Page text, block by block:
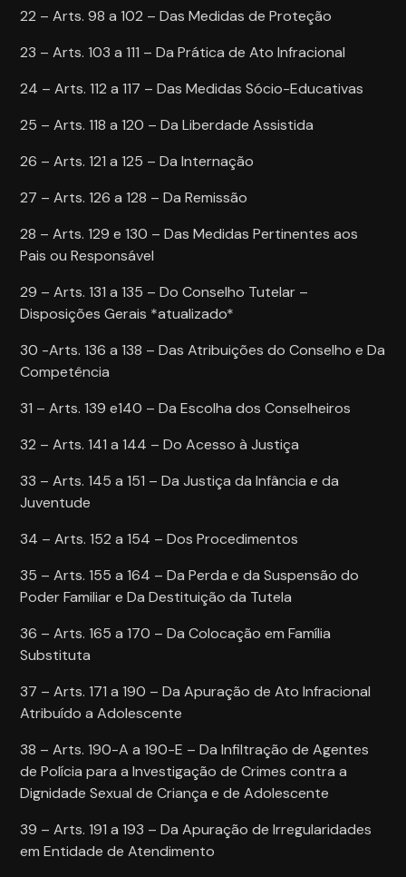
22 – Arts. 98 a 102 – Das Medidas de Proteção
23 – Arts. 103 a 111 – Da Prática de Ato Infracional
24 – Arts. 112 a 117 – Das Medidas Sócio-Educativas
25 – Arts. 118 a 120 – Da Liberdade Assistida
26 – Arts. 121 a 125 – Da Internação
27 – Arts. 126 a 128 – Da Remissão
28 – Arts. 129 e 130 – Das Medidas Pertinentes aos
Pais ou Responsável
29 – Arts. 131 a 135 – Do Conselho Tutelar –
Disposições Gerais *atualizado*
30 -Arts. 136 a 138 – Das Atribuições do Conselho e Da
Competência
31 – Arts. 139 e140 – Da Escolha dos Conselheiros
32 – Arts. 141 a 144 – Do Acesso à Justiça
33 – Arts. 145 a 151 – Da Justiça da Infância e da
Juventude
34 – Arts. 152 a 154 – Dos Procedimentos
35 – Arts. 155 a 164 – Da Perda e da Suspensão do
Poder Familiar e Da Destituição da Tutela
36 – Arts. 165 a 170 – Da Colocação em Família
Substituta
37 – Arts. 171 a 190 – Da Apuração de Ato Infracional
Atribuído a Adolescente
38 – Arts. 190-A a 190-E – Da Infiltração de Agentes
de Polícia para a Investigação de Crimes contra a
Dignidade Sexual de Criança e de Adolescente
39 – Arts. 191 a 193 – Da Apuração de Irregularidades
em Entidade de Atendimento